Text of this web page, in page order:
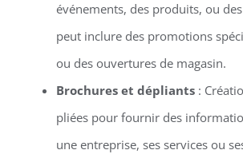
événements, des produits, ou
peut inclure des promotions
ou des ouvertures de magasin.
Brochures et dépliants:
pliées pour fournir des
une entreprise, ses services ou